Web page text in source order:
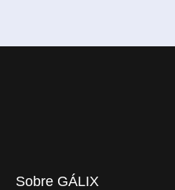
Sobre GÁLIX